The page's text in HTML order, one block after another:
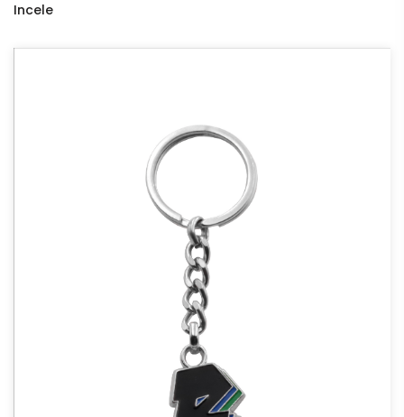
Incele